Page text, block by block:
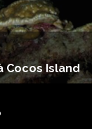
Cocos Island